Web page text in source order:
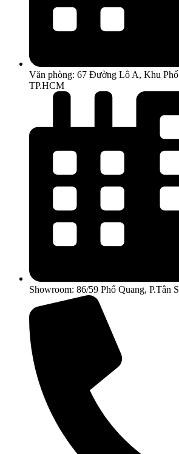
Văn phòng: 67 Đường Lô A, Khu
TP.HCM
Showroom: 86/59 Phổ Quang, P.Tân